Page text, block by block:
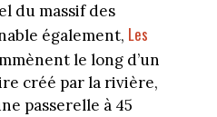
du massif des
également, Les
le long d’un
créé par la rivière,
passerelle à 45